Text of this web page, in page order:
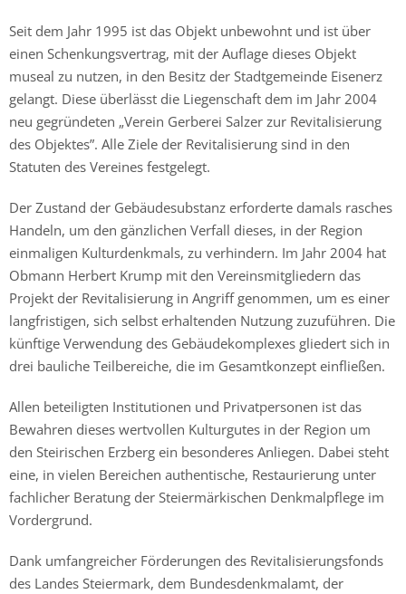
Seit dem Jahr 1995 ist das Objekt unbewohnt und ist über
einen Schenkungsvertrag, mit der Auflage dieses Objekt
museal zu nutzen, in den Besitz der Stadtgemeinde Eisenerz
gelangt. Diese überlässt die Liegenschaft dem im Jahr 2004
neu gegründeten „Verein Gerberei Salzer zur Revitalisierung
des Objektes”. Alle Ziele der Revitalisierung sind in den
Statuten des Vereines festgelegt.
Der Zustand der Gebäudesubstanz erforderte damals rasches
Handeln, um den gänzlichen Verfall dieses, in der Region
einmaligen Kulturdenkmals, zu verhindern. Im Jahr 2004 hat
Obmann Herbert Krump mit den Vereinsmitgliedern das
Projekt der Revitalisierung in Angriff genommen, um es einer
langfristigen, sich selbst erhaltenden Nutzung zuzuführen. Die
künftige Verwendung des Gebäudekomplexes gliedert sich in
drei bauliche Teilbereiche, die im Gesamtkonzept einfließen.
Allen beteiligten Institutionen und Privatpersonen ist das
Bewahren dieses wertvollen Kulturgutes in der Region um
den Steirischen Erzberg ein besonderes Anliegen. Dabei steht
eine, in vielen Bereichen authentische, Restaurierung unter
fachlicher Beratung der Steiermärkischen Denkmalpflege im
Vordergrund.
Dank umfangreicher Förderungen des Revitalisierungsfonds
des Landes Steiermark, dem Bundesdenkmalamt, der